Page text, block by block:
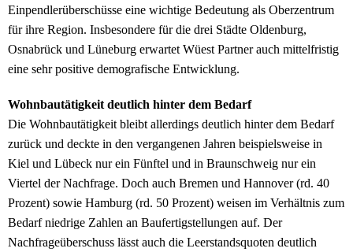
Einpendlerüberschüsse eine wichtige Bedeutung als Oberzentrum
für ihre Region. Insbesondere für die drei Städte Oldenburg,
Osnabrück und Lüneburg erwartet Wüest Partner auch mittelfristig
eine sehr positive demografische Entwicklung.
Wohnbautätigkeit deutlich hinter dem Bedarf
Die Wohnbautätigkeit bleibt allerdings deutlich hinter dem Bedarf
zurück und deckte in den vergangenen Jahren beispielsweise in
Kiel und Lübeck nur ein Fünftel und in Braunschweig nur ein
Viertel der Nachfrage. Doch auch Bremen und Hannover (rd. 40
Prozent) sowie Hamburg (rd. 50 Prozent) weisen im Verhältnis zum
Bedarf niedrige Zahlen an Baufertigstellungen auf. Der
Nachfrageüberschuss lässt auch die Leerstandsquoten deutlich